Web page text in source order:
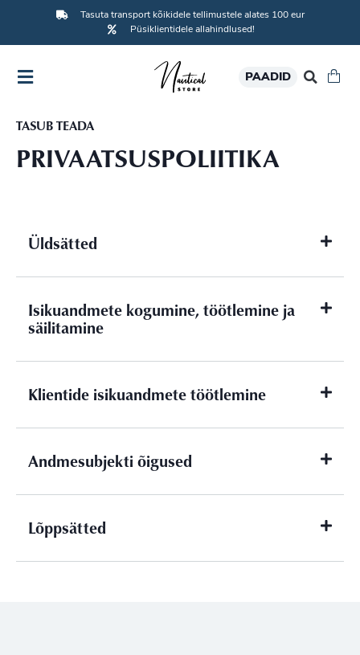
Tasuta transport kõikidele tellimustele alates 100 eur
Püsiklientidele allahindlused!
PAADID
TASUB TEADA
PRIVAATSUS­POLIITIKA
Üldsätted
Isikuandmete kogumine, töötlemine ja
säilitamine
Klientide isikuandmete töötlemine
Andmesubjekti õigused
Lõppsätted